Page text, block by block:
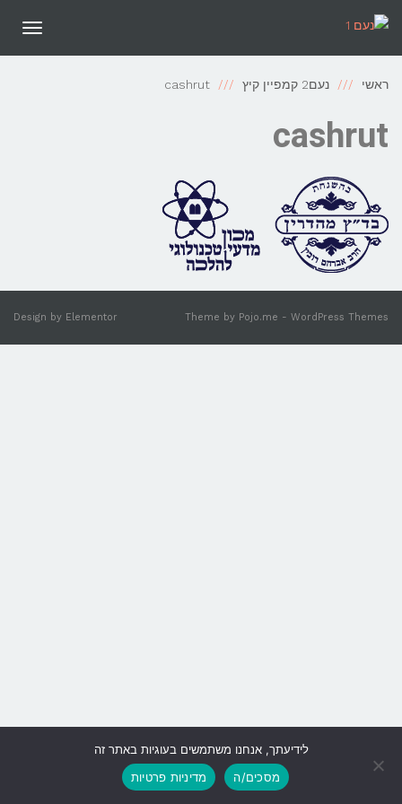
ראשי נעם2 קמפיין קיץ cashrut
cashrut
Theme by Pojo.me - WordPress Themes
Design by Elementor
גלילה
לראש
לידיעתך, אנחנו משתמשים בעוגיות באתר זה
מסכים/ה
מדיניות פרטיות